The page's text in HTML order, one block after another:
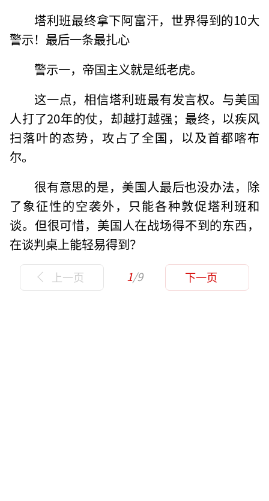
塔利班最终拿下阿富汗，世界得到的10大
警示！最后一条最扎心
警示一，帝国主义就是纸老虎。
这一点，相信塔利班最有发言权。与美国
人打了20年的仗，却越打越强；最终，以疾风
扫落叶的态势，攻占了全国，以及首都喀布
尔。
很有意思的是，美国人最后也没办法，除
了象征性的空袭外，只能各种敦促塔利班和
谈。但很可惜，美国人在战场得不到的东西，
在谈判桌上能轻易得到？
上一页 1/9 下一页